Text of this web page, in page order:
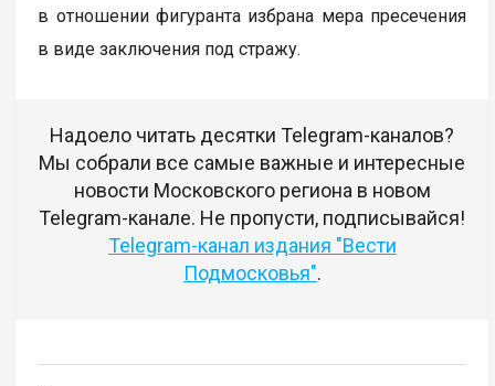
в отношении фигуранта избрана мера пресечения
в виде заключения под стражу.
Надоело читать десятки Telegram-каналов?
Мы собрали все самые важные и интересные
новости Московского региона в новом
Telegram-канале. Не пропусти, подписывайся!
Telegram-канал издания "Вести
Подмосковья".